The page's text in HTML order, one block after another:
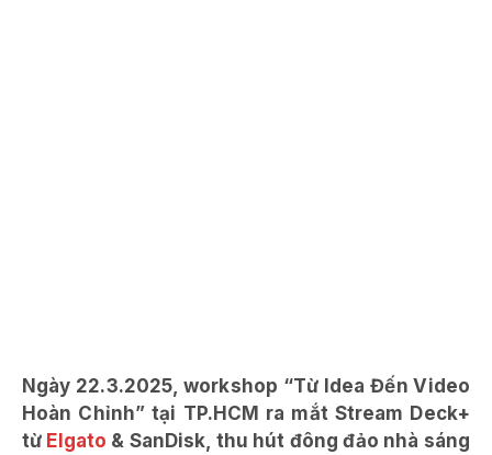
Ngày 22.3.2025, workshop “Từ Idea Đến Video
Hoàn Chỉnh” tại TP.HCM ra mắt Stream Deck+
từ Elgato & SanDisk, thu hút đông đảo nhà sáng